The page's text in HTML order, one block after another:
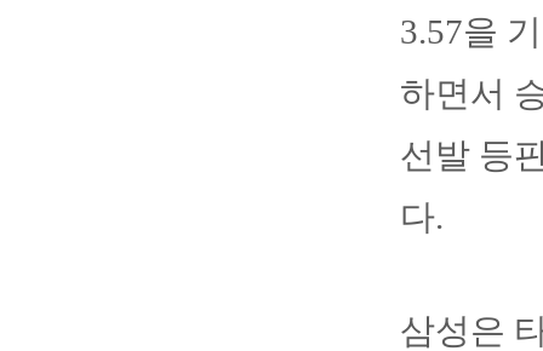
3.57을
하면서
선발 등
다.
삼성은